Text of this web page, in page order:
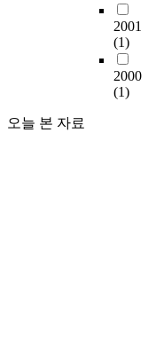
2001
(1)
2000
(1)
오늘 본 자료